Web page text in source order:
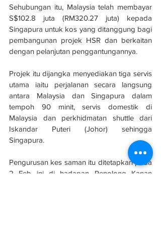
Sehubungan itu, Malaysia telah membayar
S$102.8 juta (RM320.27 juta) kepada
Singapura untuk kos yang ditanggung bagi
pembangunan projek HSR dan berkaitan
dengan pelanjutan penggantungannya.
Projek itu dijangka menyediakan tiga servis
utama iaitu perjalanan secara langsung
antara Malaysia dan Singapura dalam
tempoh 90 minit, servis domestik di
Malaysia dan perkhidmatan shuttle dari
Iskandar Puteri (Johor) sehingga
Singapura.
Pengurusan kes saman itu ditetapkan pada
2 Feb ini di hadapan Penolong Kanan